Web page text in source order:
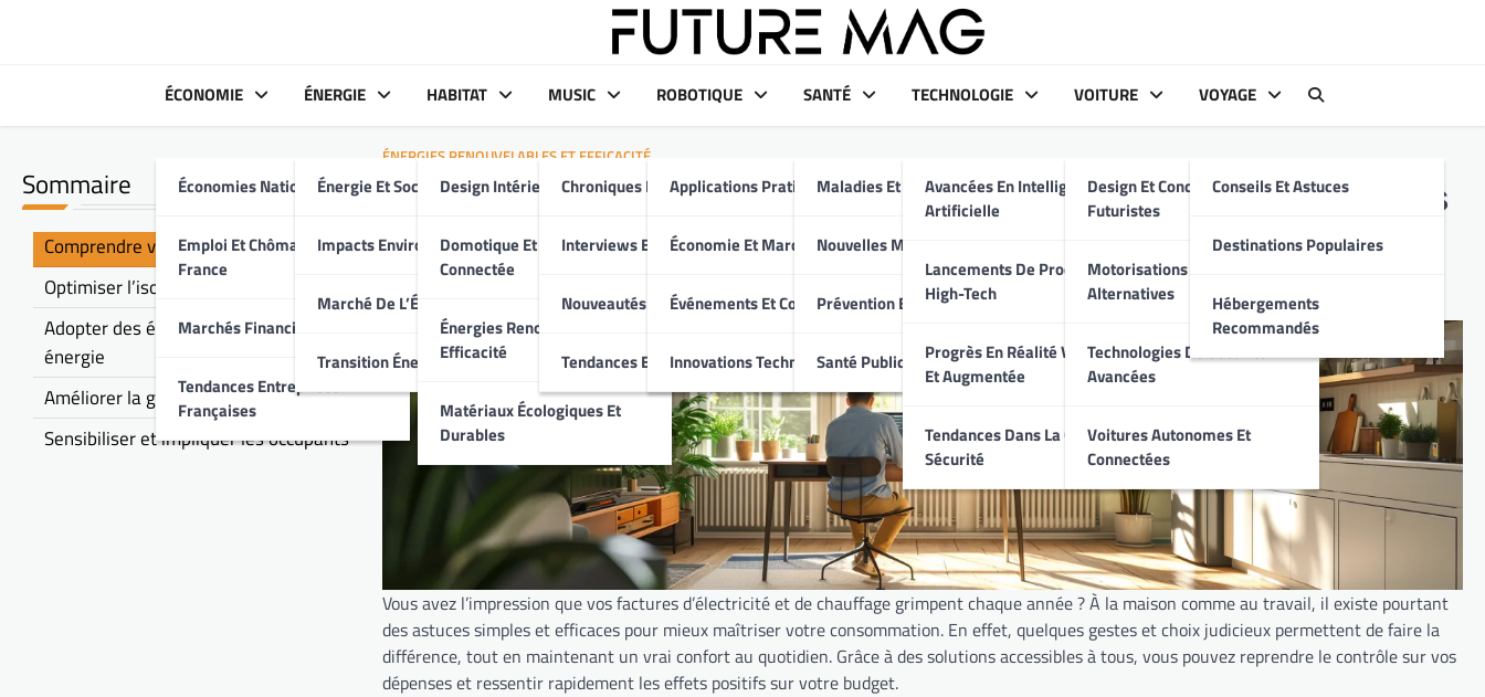
ÉCONOMIE
Économies Nationales
Emploi Et Chômage En
France
Marchés Financiers Français
Tendances Entreprises
Françaises
ÉNERGIE
Énergie Et Société
Impacts Environnementaux
Marché De L’Énergie
Transition Énergétique
HABITAT
Design Intérieur Moderne
Domotique Et Maison
Connectée
Énergies Renouvelables Et
Efficacité
Matériaux Écologiques Et
Durables
MUSIC
Chroniques Et Critiques
Interviews Et Portraits
Nouveautés Musicales
Tendances Et Événements
ROBOTIQUE
Applications Pratiques
Économie Et Marché
Événements Et Conférences
Innovations Technologiques
SANTÉ
Maladies Et Traitements
Nouvelles Médicales
Prévention Et Bien-Être
Santé Publique
TECHNOLOGIE
Avancées En Intelligence
Artificielle
Lancements De Produits
High-Tech
Progrès En Réalité Virtuelle
Et Augmentée
Tendances Dans La Cyber-
Sécurité
VOITURE
Design Et Conception
Futuristes
Motorisations Hybrides Et
Alternatives
Technologies De Sécurité
Avancées
Voitures Autonomes Et
Connectées
VOYAGE
Conseils Et Astuces
Destinations Populaires
Hébergements
Recommandés
ÉNERGIES RENOUVELABLES ET EFFICACITÉ
Efficacité énergétique : 7 astuces pour baisser vos factures
à la maison et au travail
Vous avez l’impression que vos factures d’électricité et de chauffage grimpent chaque année ? À la maison comme au travail, il existe pourtant
des astuces simples et efficaces pour mieux maîtriser votre consommation. En effet, quelques gestes et choix judicieux permettent de faire la
différence, tout en maintenant un vrai confort au quotidien. Grâce à des solutions accessibles à tous, vous pouvez reprendre le contrôle sur vos
dépenses et ressentir rapidement les effets positifs sur votre budget.
Sommaire
Comprendre vos dépenses énergétiques
Optimiser l’isolation de vos espaces
Adopter des équipements économes en
énergie
Améliorer la gestion de l’éclairage
Sensibiliser et impliquer les occupants